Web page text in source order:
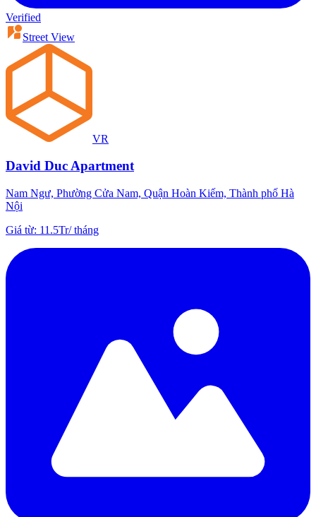
Verified
Street View
VR
David Duc Apartment
Nam Ngư, Phường Cửa Nam, Quận Hoàn Kiếm, Thành phố Hà
Nội
Giá từ: 11.5Tr/tháng